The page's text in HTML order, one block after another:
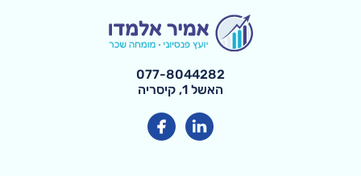
077-8044282
האשל 1, קיסריה